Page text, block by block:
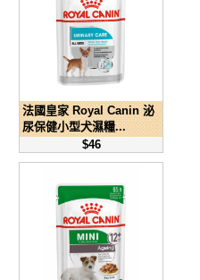
法國皇家 Royal Canin 泌
尿保健小型犬濕糧...
$46